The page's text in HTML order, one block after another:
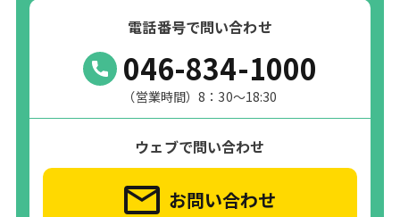
電話番号で問い合わせ
046-834-1000
（営業時間）8：30～18:30
ウェブで問い合わせ
お問い合わせ